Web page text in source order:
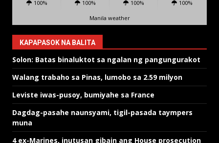
100% 100% 100% 100%
Manila weather
KAPAPASOK NA BALITA
Solon: Batas binaluktot sa ngalan ng pangungurakot
Walang trabaho sa Pinas, lumobo sa 2.59 milyon
Leviste iwas-pusoy, bumiyahe sa France
Dagdag-pasahe naunsyami, tigil-pasada taympers
muna
4 ex-Marines, inutusan gibain ang House prosecution